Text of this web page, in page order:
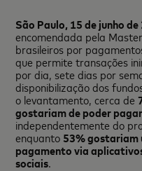
São Paulo, 15 de junho
encomendada pela
brasileiros por
que permite transações
por dia, sete dias por
disponibilização dos
o levantamento, cerca de
gostariam de poder
independentemente do
enquanto 53% gostariam
pagamento via
sociais.